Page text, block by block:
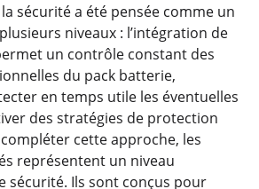
sécurité a été pensée comme un
niveaux : l’intégration de
un contrôle constant des
du pack batterie,
en temps utile les éventuelles
des stratégies de protection
cette approche, les
représentent un niveau
sécurité. Ils sont conçus pour